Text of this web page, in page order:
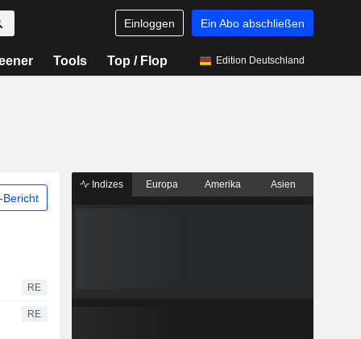
Einloggen Ein Abo abschließen
Tools Top / Flop Edition Deutschland
Bericht
RE
RE
Indizes Europa Amerika Asien